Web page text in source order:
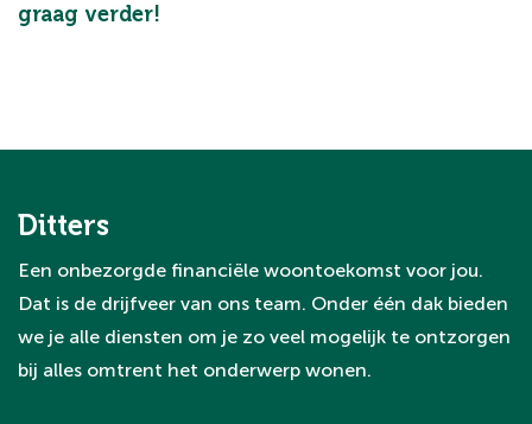
graag verder!
Ditters
Een onbezorgde financiële woontoekomst voor jou.
Dat is de drijfveer van ons team. Onder één dak bieden
we je alle diensten om je zo veel mogelijk te ontzorgen
bij alles omtrent het onderwerp wonen.